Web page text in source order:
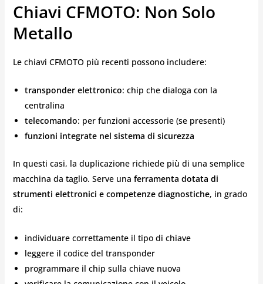
Chiavi CFMOTO: Non Solo
Metallo
Le chiavi CFMOTO più recenti possono includere:
transponder elettronico: chip che dialoga con la
centralina
telecomando: per funzioni accessorie (se presenti)
funzioni integrate nel sistema di sicurezza
In questi casi, la duplicazione richiede più di una semplice
macchina da taglio. Serve una ferramenta dotata di
strumenti elettronici e competenze diagnostiche, in grado
di:
individuare correttamente il tipo di chiave
leggere il codice del transponder
programmare il chip sulla chiave nuova